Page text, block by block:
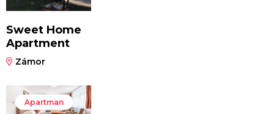
Sweet Home
Apartment
Zámor
Apartman